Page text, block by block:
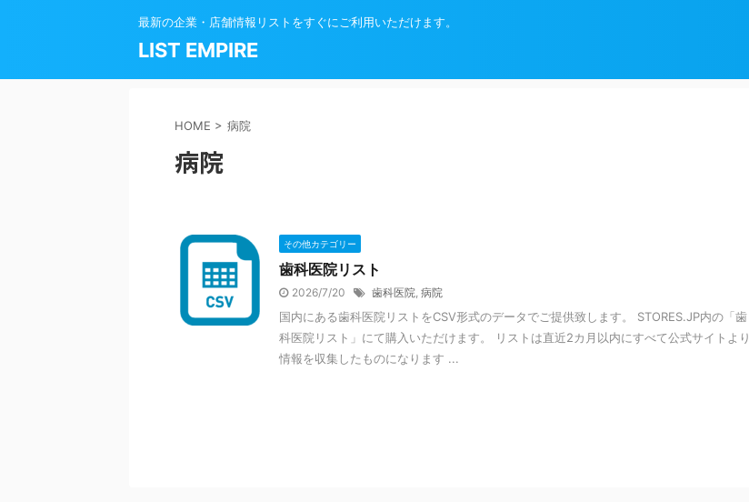
最新の企業・店舗情報リストをすぐにご利用いただけます。
LIST EMPIRE
HOME > 病院
病院
その他カテゴリー
歯科医院リスト
2026/7/20 歯科医院, 病院
国内にある歯科医院リストをCSV形式のデータでご提供致します。 STORES.JP内の「歯
科医院リスト」にて購入いただけます。 リストは直近2カ月以内にすべて公式サイトより
情報を収集したものになります ...